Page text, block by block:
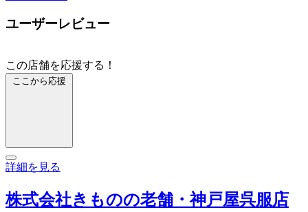
ユーザーレビュー
この店舗を応援する！
ここから応援
詳細を見る
株式会社きものの老舗・神戸屋呉服店